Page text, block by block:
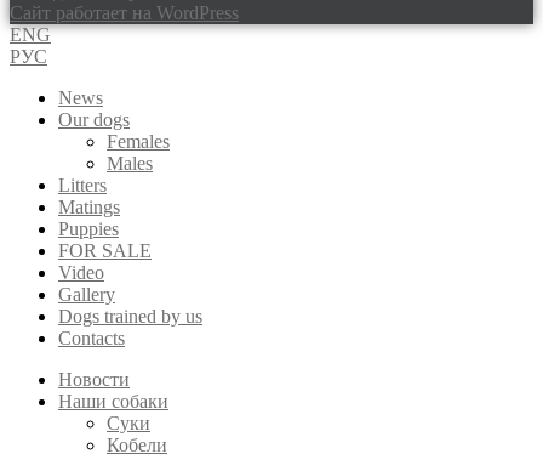
Сайт работает на WordPress
ENG
РУС
News
Our dogs
Females
Males
Litters
Matings
Puppies
FOR SALE
Video
Gallery
Dogs trained by us
Contacts
Новости
Наши собаки
Суки
Кобели